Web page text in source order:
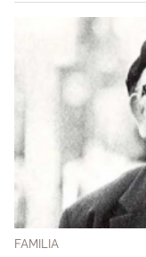
FAMILIA